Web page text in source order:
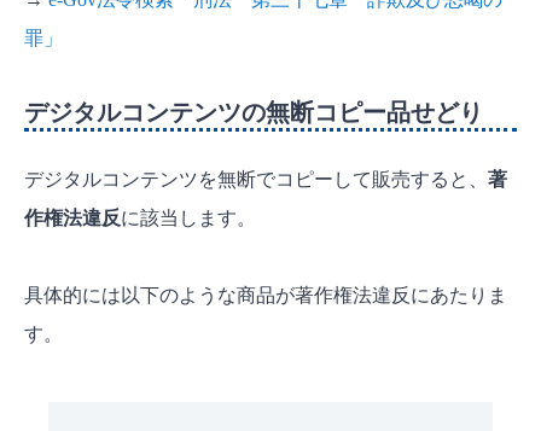
罪」
デジタルコンテンツの無断コピー品せどり
デジタルコンテンツを無断でコピーして販売すると、 著
作権法違反に該当します。
具体的には以下のような商品が著作権法違反にあたりま
す。